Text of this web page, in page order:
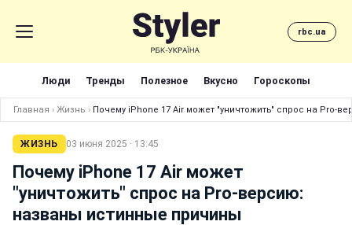
rbc.ua
Люди Тренды Полезное Вкусно Гороскопы
Главная › Жизнь › Почему iPhone 17 Air может "уничтожить" спрос на Pro-
ЖИЗНЬ 03 июня 2025 · 13:45
Почему iPhone 17 Air может
"уничтожить" спрос на Pro-версию:
названы истинные причины